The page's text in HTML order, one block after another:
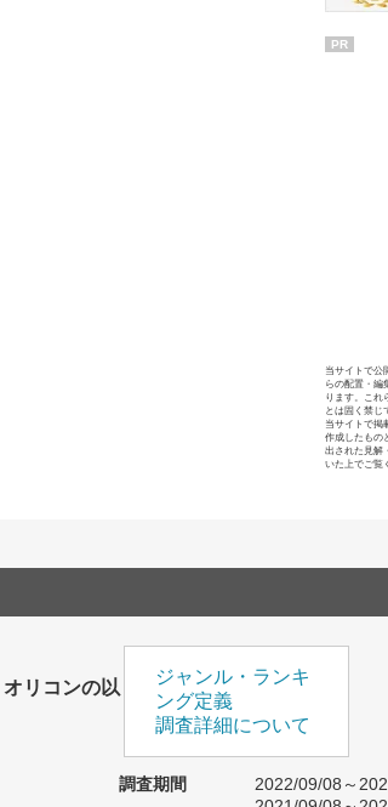
PR
当サイトで公
らの配置・編
ります。これ
とは固く禁じ
当サイトで掲
作成したもの
出された見解
いた上でご覧
リコンの以
ジャンル・ランキ
ング定義
調査詳細について
調査期間
2022/09/08～